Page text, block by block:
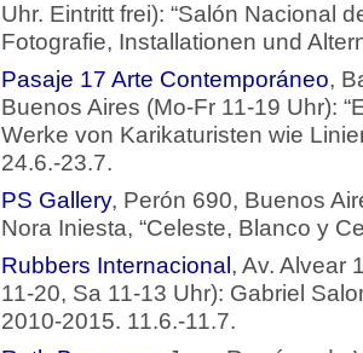
Uhr. Eintritt frei): “Salón Nacional
Fotografie, Installationen und
Pasaje 17 Arte Contemporáneo,
Buenos Aires (Mo-Fr 11-19 Uhr):
Werke von Karikaturisten wie
24.6.-23.7.
PS Gallery, Perón 690, Buenos
Nora Iniesta, “Celeste, Blanco y
Rubbers Internacional , Av. Alvear
11-20, Sa 11-13 Uhr): Gabriel
2010-2015. 11.6.-11.7.